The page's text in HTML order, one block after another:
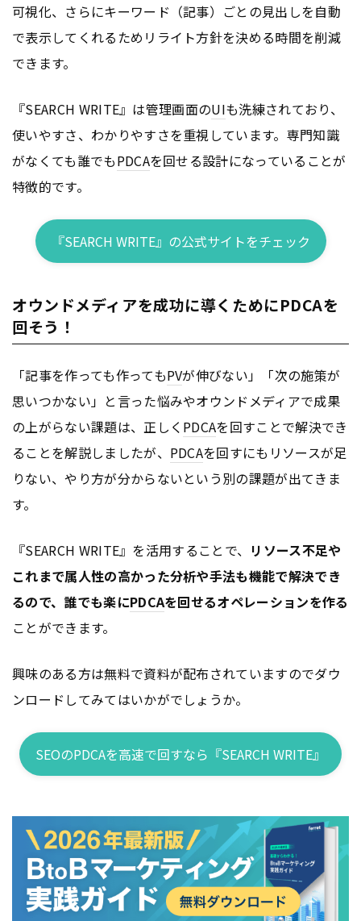
可視化、さらにキーワード（記事）ごとの見出しを自動
で表示してくれるためリライト方針を決める時間を削減
できます。
『SEARCH WRITE』は管理画面のUIも洗練されており、
使いやすさ、わかりやすさを重視しています。専門知識
がなくても誰でもPDCAを回せる設計になっていることが
特徴的です。
『SEARCH WRITE』の公式サイトをチェック
オウンドメディアを成功に導くためにPDCAを
回そう！
「記事を作っても作ってもPVが伸びない」「次の施策が
思いつかない」と言った悩みやオウンドメディアで成果
の上がらない課題は、正しく PDCAを回すことで解決でき
ることを解説しましたが、 PDCAを回すにもリソースが足
りない、やり方が分からないという別の課題が出てきま
す。
『SEARCH WRITE』を活用することで、 リソース不足や
これまで属人性の高かった分析や手法も機能で解決でき
るので、誰でも楽にPDCAを回せるオペレーションを作る
ことができます。
興味のある方は無料で資料が配布されていますのでダウ
ンロードしてみてはいかがでしょうか。
SEOのPDCAを高速で回すなら『SEARCH WRITE』